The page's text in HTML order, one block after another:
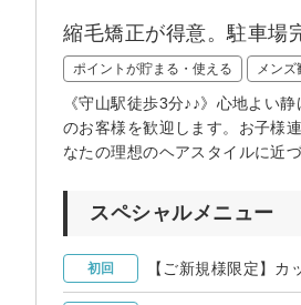
縮毛矯正が得意。駐車場
ポイントが貯まる・使える メンズ
《守山駅徒歩3分♪♪》心地よい
のお客様を歓迎します。お子様
なたの理想のヘアスタイルに近
スペシャルメニュー
初回 【ご新規様限定】カ